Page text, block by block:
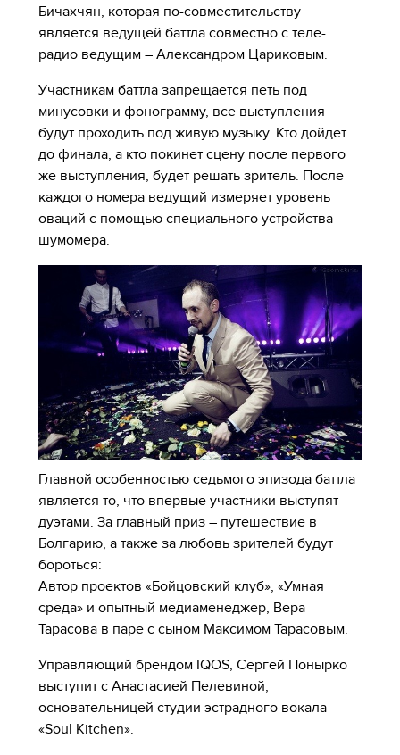
Бичахчян, которая по-совместительству
является ведущей баттла совместно с теле-
радио ведущим – Александром Цариковым.
Участникам баттла запрещается петь под
минусовки и фонограмму, все выступления
будут проходить под живую музыку. Кто дойдет
до финала, а кто покинет сцену после первого
же выступления, будет решать зритель. После
каждого номера ведущий измеряет уровень
оваций с помощью специального устройства –
шумомера.
Главной особенностью седьмого эпизода баттла
является то, что впервые участники выступят
дуэтами. За главный приз – путешествие в
Болгарию, а также за любовь зрителей будут
бороться:
Автор проектов «Бойцовский клуб», «Умная
среда» и опытный медиаменеджер, Вера
Тарасова в паре с сыном Максимом Тарасовым.
Управляющий брендом IQOS, Сергей Понырко
выступит с Анастасией Пелевиной,
основательницей студии эстрадного вокала
«Soul Kitchen».